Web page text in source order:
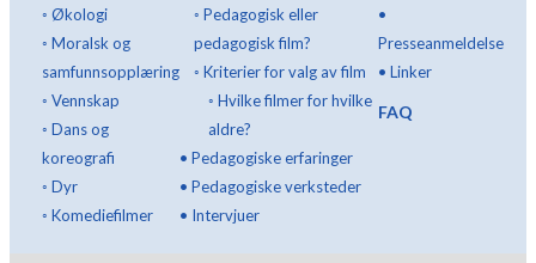
◦ Økologi
◦ Moralsk og
samfunnsopplæring
◦ Vennskap
◦ Dans og
koreografi
◦ Dyr
◦ Komediefilmer
◦ Pedagogisk eller
pedagogisk film?
◦ Kriterier for valg av film
◦ Hvilke filmer for hvilke
aldre?
• Pedagogiske erfaringer
• Pedagogiske verksteder
• Intervjuer
•
Presseanmeldelse
• Linker
FAQ